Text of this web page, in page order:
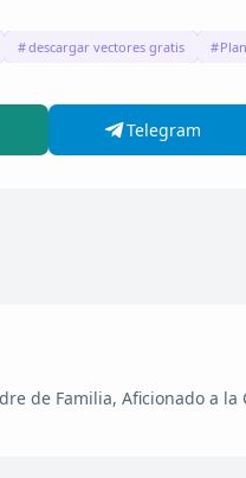
descargar vectores gratis
Telegram
de Familia, Aficionado a